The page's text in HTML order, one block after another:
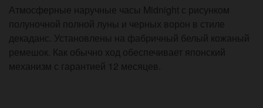
Атмосферные наручные часы Midnight с рисунком
полуночной полной луны и черных ворон в стиле
декаданс. Установлены на фабричный белый кожаный
ремешок. Как обычно ход обеспечивает японский
механизм с гарантией 12 месяцев.